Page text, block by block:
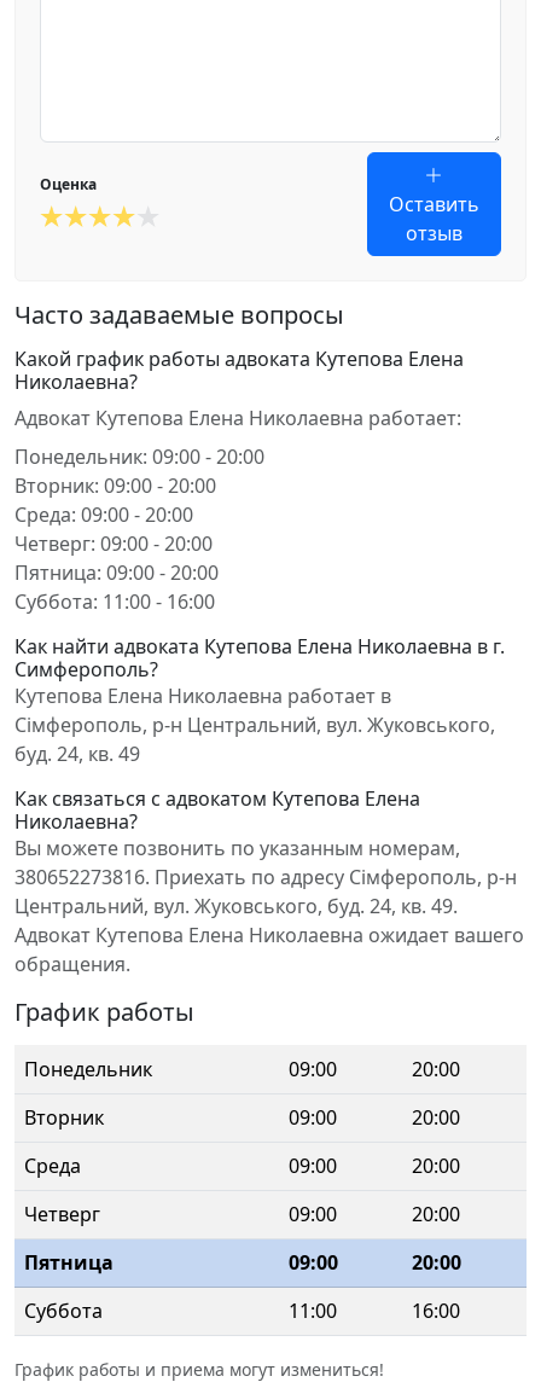
Оценка
Оставить
отзыв
Часто задаваемые вопросы
Какой график работы адвоката Кутепова Елена
Николаевна?
Адвокат Кутепова Елена Николаевна работает:
Понедельник: 09:00 - 20:00
Вторник: 09:00 - 20:00
Среда: 09:00 - 20:00
Четверг: 09:00 - 20:00
Пятница: 09:00 - 20:00
Суббота: 11:00 - 16:00
Как найти адвоката Кутепова Елена Николаевна в г.
Симферополь?
Кутепова Елена Николаевна работает в
Сімферополь, р-н Центральний, вул. Жуковського,
буд. 24, кв. 49
Как связаться с адвокатом Кутепова Елена
Николаевна?
Вы можете позвонить по указанным номерам,
380652273816. Приехать по адресу Сімферополь, р-н
Центральний, вул. Жуковського, буд. 24, кв. 49.
Адвокат Кутепова Елена Николаевна ожидает вашего
обращения.
График работы
Понедельник 09:00
20:00
Вторник
09:00
20:00
Среда
09:00
20:00
Четверг
09:00
20:00
Пятница
09:00
20:00
Суббота
11:00 16:00
График работы и приема могут измениться!